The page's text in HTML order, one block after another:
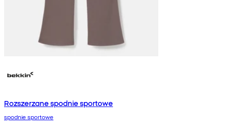
Rozszerzane spodnie sportowe
spodnie sportowe